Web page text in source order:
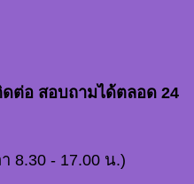
ต่อ สอบถามได้ตลอด 24
า 8.30 - 17.00 น.)